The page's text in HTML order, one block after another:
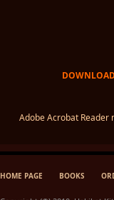
Adobe Acrobat
HOME PAGE BOOKS